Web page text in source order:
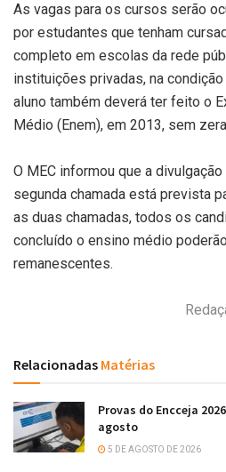
As vagas para os cursos serão
por estudantes que tenham
completo em escolas da rede
instituições privadas, na
aluno também deverá ter feito o
Médio (Enem), em 2013, sem
O MEC informou que a
segunda chamada está prevista
as duas chamadas, todos os
concluído o ensino médio
remanescentes.
Relacionadas Matérias
Provas do Encceja
agosto
5 DE AGOSTO DE 2026